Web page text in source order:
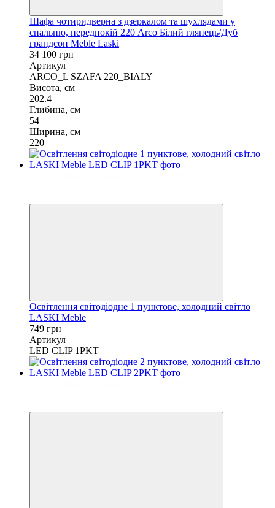
Шафа чотиридверна з дзеркалом та шухлядами у
спальню, передпокій 220 Arco Білий глянець/Дуб
грандсон Meble Laski
34 100 грн
Артикул
ARCO_L SZAFA 220_BIALY
Висота, см
202.4
Глибина, см
54
Ширина, см
220
Освітлення світодіодне 1 пунктове, холодний світло
LASKI Meble
749 грн
Артикул
LED CLIP 1PKT